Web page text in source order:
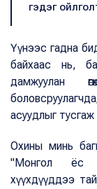
гэдэг
Үүнээс гадна
байхаас нь,
дамжуулан
асуудлыг тусгаж
Охины минь
"Монгол ёс
хүүхдүүддээ